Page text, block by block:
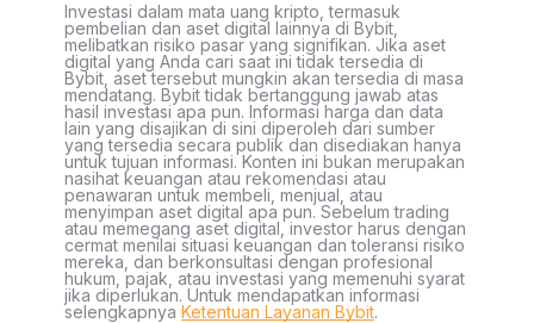
Investasi dalam mata uang kripto, termasuk
pembelian dan aset digital lainnya di Bybit,
melibatkan risiko pasar yang signifikan. Jika aset
digital yang Anda cari saat ini tidak tersedia di
Bybit, aset tersebut mungkin akan tersedia di masa
mendatang. Bybit tidak bertanggung jawab atas
hasil investasi apa pun. Informasi harga dan data
lain yang disajikan di sini diperoleh dari sumber
yang tersedia secara publik dan disediakan hanya
untuk tujuan informasi. Konten ini bukan merupakan
nasihat keuangan atau rekomendasi atau
penawaran untuk membeli, menjual, atau
menyimpan aset digital apa pun. Sebelum trading
atau memegang aset digital, investor harus dengan
cermat menilai situasi keuangan dan toleransi risiko
mereka, dan berkonsultasi dengan profesional
hukum, pajak, atau investasi yang memenuhi syarat
jika diperlukan. Untuk mendapatkan informasi
selengkapnya Ketentuan Layanan Bybit.